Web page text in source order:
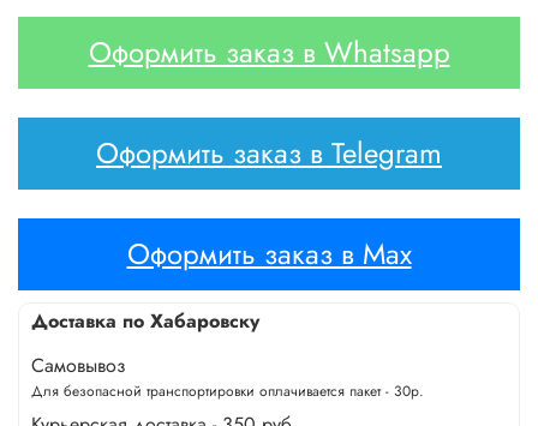
Оформить заказ в Whatsapp
Оформить заказ в Telegram
Оформить заказ в Max
Доставка по Хабаровску
Самовывоз
Для безопасной транспортировки оплачивается пакет - 30р.